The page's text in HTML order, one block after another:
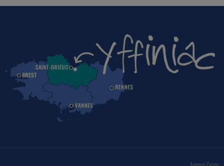
Agence Ceasy